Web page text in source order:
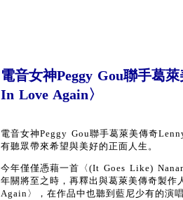
電音女神Peggy Gou聯手葛
In Love Again〉
電音女神Peggy Gou聯手葛萊美傳奇
有聽眾帶來希望與美好的正面人生。
今年僅僅憑藉一首〈(It Goes Like)
年關將至之時，再釋出與葛萊美傳奇製
Again〉，在作品中也聽到藍尼少有的演